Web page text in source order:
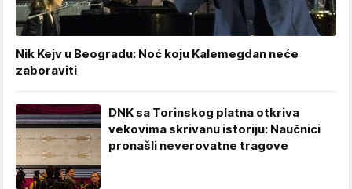
Nik Kejv u Beogradu: Noć koju Kalemegdan neće
zaboraviti
DNK sa Torinskog platna otkriva
vekovima skrivanu istoriju: Naučnici
pronašli neverovatne tragove